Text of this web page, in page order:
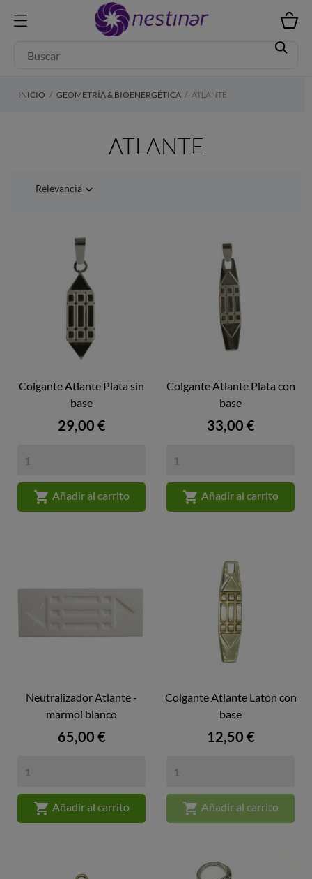
INICIO GEOMETRÍA & BIOENERGÉTICA ATLANTE
ATLANTE
Relevancia 
Colgante Atlante Plata sin
base
Precio
29,00 €
 Añadir al carrito
Colgante Atlante Plata con
base
Precio
33,00 €
 Añadir al carrito
Neutralizador Atlante -
marmol blanco
Precio
65,00 €
 Añadir al carrito
Colgante Atlante Laton con
base
Precio
12,50 €
 Añadir al carrito